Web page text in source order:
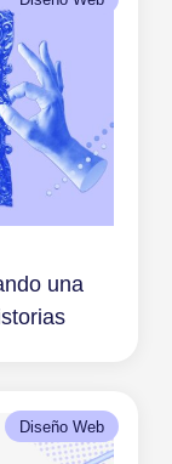
una
Diseño Web